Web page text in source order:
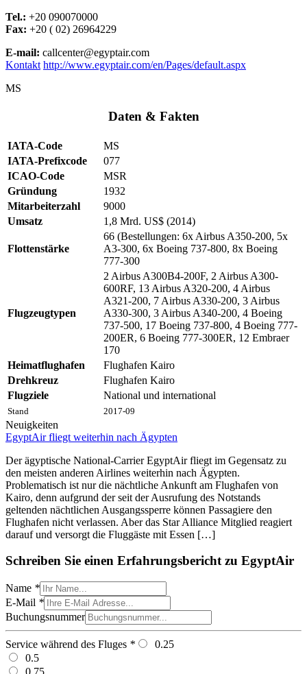
Tel.: +20 090070000
Fax: +20 ( 02) 26964229
E-mail: callcenter@egyptair.com
Kontakt http://www.egyptair.com/en/Pages/default.aspx
MS
Daten & Fakten
Stand 2017-09
IATA-Code
MS
IATA-Prefixcode
077
ICAO-Code
MSR
Gründung
1932
Mitarbeiterzahl
9000
Umsatz
1,8 Mrd. US$ (2014)
Flottenstärke
66 (Bestellungen: 6x Airbus A350-200, 5x
A3-300, 6x Boeing 737-800, 8x Boeing
777-300
Flugzeugtypen
2 Airbus A300B4-200F, 2 Airbus A300-
600RF, 13 Airbus A320-200, 4 Airbus
A321-200, 7 Airbus A330-200, 3 Airbus
A330-300, 3 Airbus A340-200, 4 Boeing
737-500, 17 Boeing 737-800, 4 Boeing 777-
200ER, 6 Boeing 777-300ER, 12 Embraer
170
Heimatflughafen
Flughafen Kairo
Drehkreuz
Flughafen Kairo
Flugziele
National und international
Neuigkeiten
EgyptAir fliegt weiterhin nach Ägypten
Der ägyptische National-Carrier EgyptAir fliegt im Gegensatz zu
den meisten anderen Airlines weiterhin nach Ägypten.
Problematisch ist nur die nächtliche Ankunft am Flughafen von
Kairo, denn aufgrund der seit der Ausrufung des Notstands
geltenden nächtlichen Ausgangssperre können Passagiere den
Flughafen nicht verlassen. Aber das Star Alliance Mitglied reagiert
darauf und versorgt die Fluggäste mit Essen […]
Schreiben Sie einen Erfahrungsbericht zu EgyptAir
Name *
E-Mail *
Buchungsnummer
Service während des Fluges *
0.25
0.5